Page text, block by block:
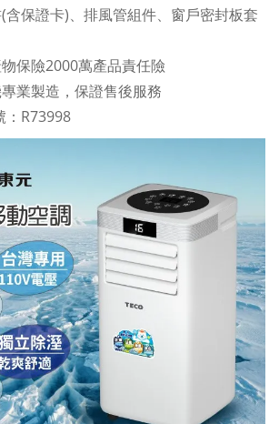
含保證卡)、排風管組件、窗戶密封板套
保險2000萬產品責任險
業製造，保證售後服務
：R73998